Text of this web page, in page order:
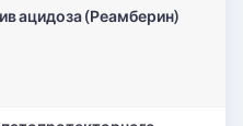
ацидоза (Реамберин)